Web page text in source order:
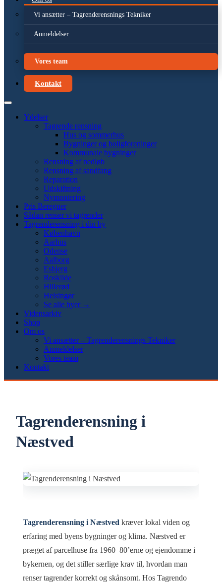
Vi ansætter – Tagrenderensnings Tekniker
Anmeldelser
Vores team
Kontakt
Ydelser
Tagrende rensning
Hus og sommerhus
Bygninger og boligforeninger
Kommunale bygninger
Rensning af nedløb
Rensning af sandfang
Reparation
Udskiftning
Nymontering
Pris Beregner
Sådan renser vi tagrender
Tagrenderensning i din by
København
Aarhus
Odense
Aalborg
Esbjerg
Roskilde
Hillerød
Helsingør
Se alle byer →
Vidensarkiv
Shop
Om os
Vi ansætter – Tagrenderensnings Tekniker
Anmeldelser
Vores team
Kontakt
Tagrenderensning i
Næstved
Tagrenderensning i Næstved kræver lokal viden og
erfaring med byens bygninger og klima. Næstved er
præget af parcelhuse fra 1960–80’erne og ejendomme i
bykernen, og det stiller særlige krav til, hvordan man
renser tagrender korrekt og skånsomt. Hos Tagrendo